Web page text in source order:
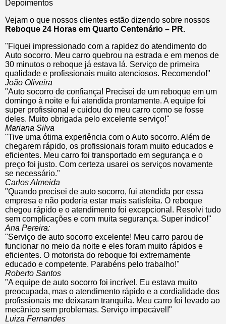
Depoimentos
Vejam o que nossos clientes estão dizendo sobre nossos
Reboque 24 Horas em Quarto Centenário – PR.
"Fiquei impressionado com a rapidez do atendimento do
Auto socorro. Meu carro quebrou na estrada e em menos de
30 minutos o reboque já estava lá. Serviço de primeira
qualidade e profissionais muito atenciosos. Recomendo!"
João Oliveira
"Auto socorro de confiança! Precisei de um reboque em um
domingo à noite e fui atendida prontamente. A equipe foi
super profissional e cuidou do meu carro como se fosse
deles. Muito obrigada pelo excelente serviço!"
Mariana Silva
"Tive uma ótima experiência com o Auto socorro. Além de
chegarem rápido, os profissionais foram muito educados e
eficientes. Meu carro foi transportado em segurança e o
preço foi justo. Com certeza usarei os serviços novamente
se necessário."
Carlos Almeida
"Quando precisei de auto socorro, fui atendida por essa
empresa e não poderia estar mais satisfeita. O reboque
chegou rápido e o atendimento foi excepcional. Resolvi tudo
sem complicações e com muita segurança. Super indico!"
Ana Pereira:
"Serviço de auto socorro excelente! Meu carro parou de
funcionar no meio da noite e eles foram muito rápidos e
eficientes. O motorista do reboque foi extremamente
educado e competente. Parabéns pelo trabalho!"
Roberto Santos
"A equipe de auto socorro foi incrível. Eu estava muito
preocupada, mas o atendimento rápido e a cordialidade dos
profissionais me deixaram tranquila. Meu carro foi levado ao
mecânico sem problemas. Serviço impecável!"
Luiza Fernandes